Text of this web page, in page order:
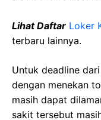
Lihat Daftar Loker
terbaru lainnya.
Untuk deadline
dengan menekan
masih dapat
sakit tersebut